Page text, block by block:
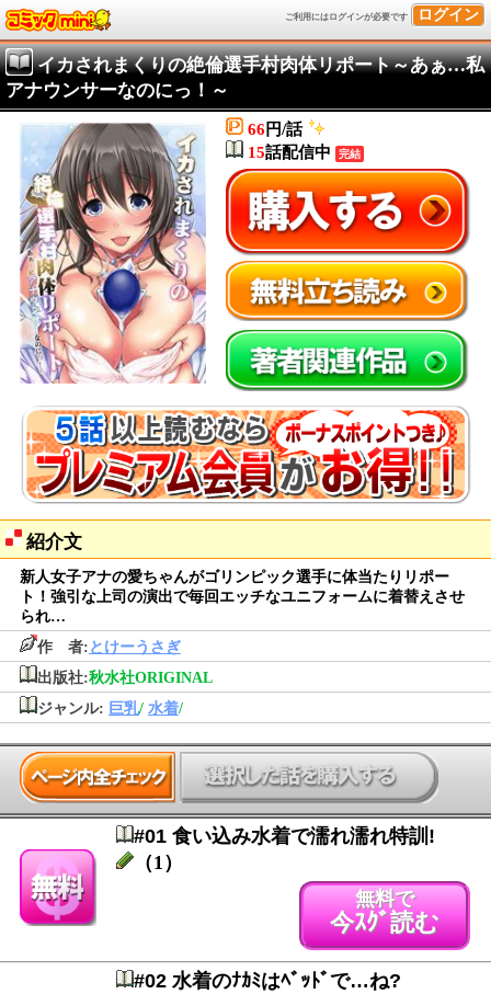
ログイン
ご利用にはログインが必要です
イカされまくりの絶倫選手村肉体リポート～あぁ…私
アナウンサーなのにっ！～
66 円/話
15話配信中 完結
紹介文
新人女子アナの愛ちゃんがゴリンピック選手に体当たりリポー
ト！強引な上司の演出で毎回エッチなユニフォームに着替えさせ
られ…
作 者: とけーうさぎ
出版社:秋水社ORIGINAL
ジャンル: 巨乳/ 水着/
#01 食い込み水着で濡れ濡れ特訓!
（1）
無料で
今ｽｸﾞ読む
#02 水着のﾅｶﾐはﾍﾞｯﾄﾞで…ね?